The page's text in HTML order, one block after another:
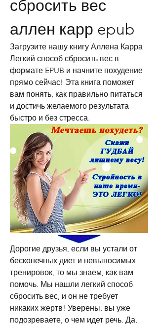
сбросить вес
аллен карр epub
Загрузите нашу книгу Аллена Карра
Легкий способ сбросить вес в
формате EPUB и начните похудение
прямо сейчас! Эта книга поможет
вам понять, как правильно питаться
и достичь желаемого результата
быстро и без стресса.
Дорогие друзья, если вы устали от
бесконечных диет и невыносимых
тренировок, то мы знаем, как вам
помочь. Мы нашли легкий способ
сбросить вес, и он не требует
никаких жертв! Уверены, вы уже
подозреваете, о чем идет речь. Да,